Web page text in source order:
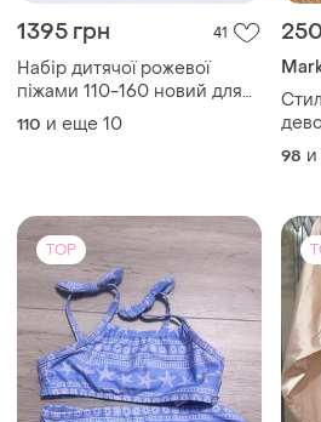
1395 грн 41
Набір дитячої рожевої
піжами 110-160 новий для
дівчинки
110 и еще 10
98
TOP